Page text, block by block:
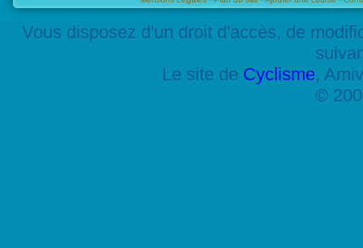
Vous disposez d'un droit d'accès, de
Le site de Cyclisme,
©